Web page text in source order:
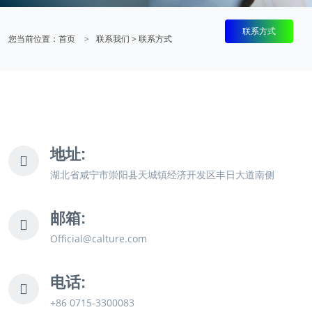
您当前位置： 首页 联系我们 > 联系方式
联系方式
地址:
湖北省咸宁市崇阳县天城镇经济开发区丰日大道南侧
邮箱:
Official@calture.com
电话:
+86 0715-3300083